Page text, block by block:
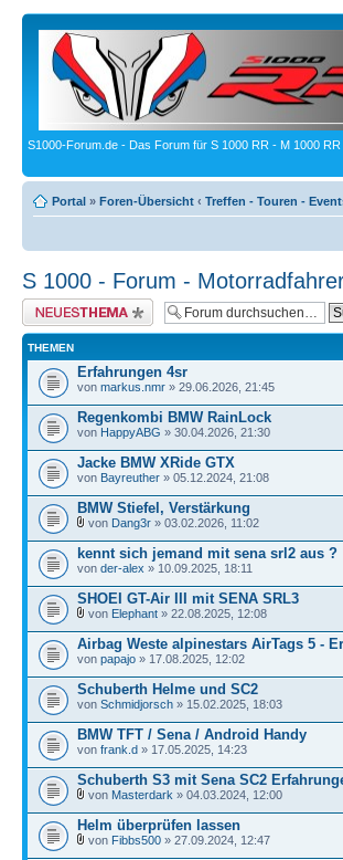
S1000-Forum.de - Das Forum für S 1000 RR - M 1000
Portal » Foren-Übersicht ‹ Treffen - Touren -
S 1000 - Forum -
Neues Thema erstellen
THEMEN
Erfahrungen 4sr
von markus.nmr » 29.06.2026, 21:45
Regenkombi BMW RainLock
von HappyABG » 30.04.2026, 21:30
Jacke BMW XRide GTX
von Bayreuther » 05.12.2024, 21:08
BMW Stiefel, Verstärkung
von Dang3r » 03.02.2026, 11:02
kennt sich jemand mit sena srl2 aus ?
von der-alex » 10.09.2025, 18:11
SHOEI GT-Air III mit SENA SRL3
von Elephant » 22.08.2025, 12:08
Airbag Weste alpinestars AirTags 5 -
von papajo » 17.08.2025, 12:02
Schuberth Helme und SC2
von Schmidjorsch » 15.02.2025, 18:03
BMW TFT / Sena / Android Handy
von frank.d » 17.05.2025, 14:23
Schuberth S3 mit Sena SC2
von Masterdark » 04.03.2024, 12:00
Helm überprüfen lassen
von Fibbs500 » 27.09.2024, 12:47